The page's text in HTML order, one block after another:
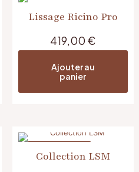
Lissage Ricino Pro
419,00 €
Ajouter au
panier
Collection LSM